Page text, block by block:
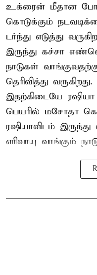
உக்ரைன் மீதான
கொடுக்கும்
டர்ந்து எடுத்து
இருந்து கச்சா
நாடுகள்
தெரிவித்து வருகிறது.
இதற்கிடையே
பெயரில் மசோதா
ரஷியாவிடம்
எரிவாயு வாங்கும்